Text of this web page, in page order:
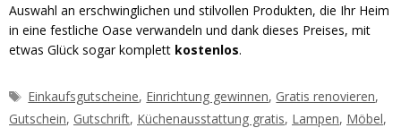
Auswahl an erschwinglichen und stilvollen Produkten, die Ihr Heim
in eine festliche Oase verwandeln und dank dieses Preises, mit
etwas Glück sogar komplett kostenlos.
Schlagwörter
Einkaufsgutscheine, Einrichtung gewinnen, Gratis renovieren,
Gutschein, Gutschrift, Küchenausstattung gratis, Lampen, Möbel,